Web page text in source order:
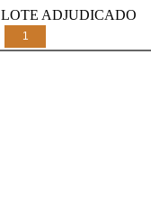
LOTE ADJUDICADO
1